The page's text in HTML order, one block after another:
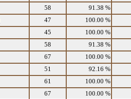
58 91.38 %
47 100.00 %
45 100.00 %
58 91.38 %
67 100.00 %
51 92.16 %
61 100.00 %
67 100.00 %